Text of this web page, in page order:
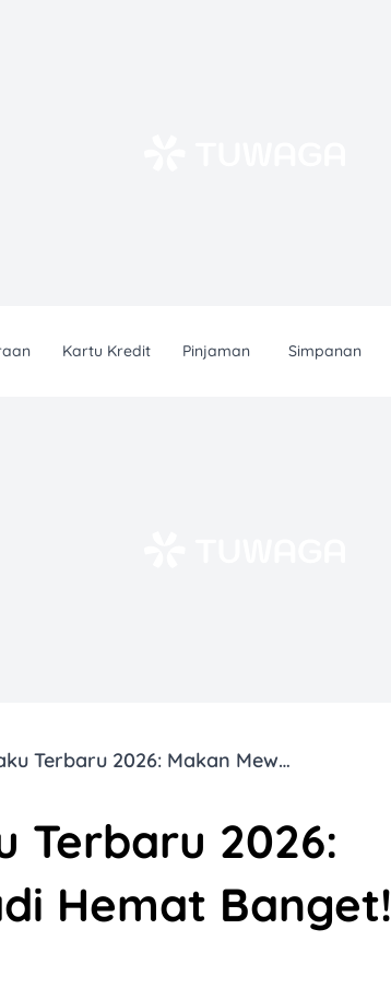
Kartu Kredit Pinjaman Simpanan
4 Promo GyuKaku Terbaru 2026: Makan Mewah Jadi Hemat Banget!
Terbaru 2026:
Hemat Banget!